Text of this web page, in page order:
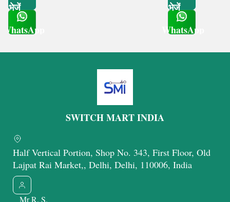
भेजें
WhatsApp
भेजें
WhatsApp
SWITCH MART INDIA
Half Vertical Portion, Shop No. 343, First Floor, Old
Lajpat Rai Market,, Delhi, Delhi, 110006, India
Mr R. S.